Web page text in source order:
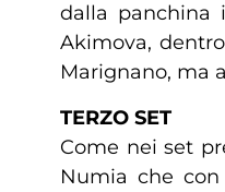
dalla panchina
Akimova,
Marignano, ma
TERZO SET
Come nei set
Numia che